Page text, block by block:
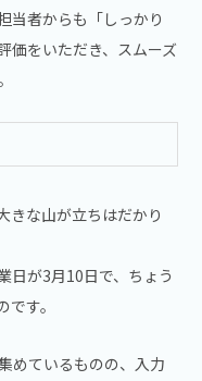
当者からも「しっかり
価をいただき、スムーズ
きな山が立ちはだかり
日が3月10日で、ちょう
す。
めているものの、入力